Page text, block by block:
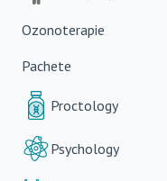
Ozonoterapie
Pachete
Proctology
Psychology